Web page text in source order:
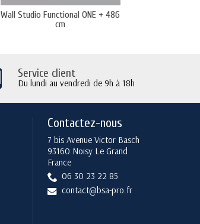
Wall Studio Functional ONE + 486
cm
Service client
Du lundi au vendredi de 9h à 18h
Contactez-nous
7 bis Avenue Victor Basch
93160 Noisy Le Grand
France
06 30 23 22 85
contact@bsa-pro.fr